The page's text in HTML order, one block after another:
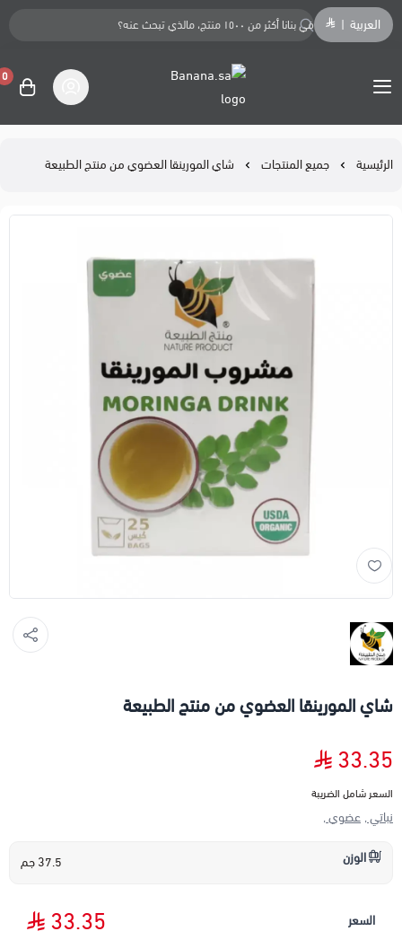
العربية
Banana.sa
0
الرئيسية جميع المنتجات شاي المورينقا العضوي من منتج الطبيعة
شاي المورينقا العضوي من منتج الطبيعة
33.35
السعر شامل الضريبة
نباتي , عضوي ,
الوزن 37.5 جم
السعر 33.35